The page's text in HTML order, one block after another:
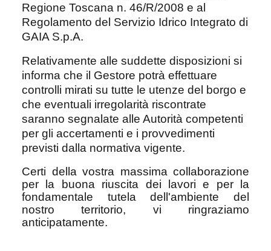
Regione Toscana n. 46/R/2008 e al
Regolamento del Servizio Idrico Integrato di
GAIA S.p.A.
Relativamente alle suddette disposizioni si
informa che il Gestore potrà effettuare
controlli mirati su tutte le utenze del borgo e
che eventuali irregolarità riscontrate
saranno segnalate alle Autorità competenti
per gli accertamenti e i provvedimenti
previsti dalla normativa vigente.
Certi della vostra massima collaborazione
per la buona riuscita dei lavori e per la
fondamentale tutela dell'ambiente del
nostro territorio, vi ringraziamo
anticipatamente.